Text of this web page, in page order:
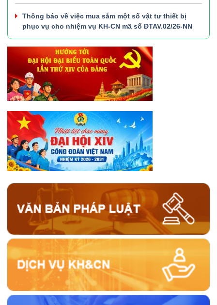
Thông báo về việc mua sắm một số vật tư thiết bị
phục vụ cho nhiệm vụ KH-CN mã số ĐTAV.02/26-NN